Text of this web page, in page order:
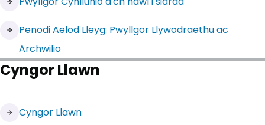
Penodi Aelod Lleyg: Pwyllgor Llywodraethu ac
Archwilio
Cyngor Llawn
Cyngor Llawn
(yn agor mewn tab newydd)